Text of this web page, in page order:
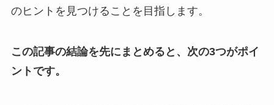
のヒントを見つけることを目指します。
この記事の結論を先にまとめると、次の3つがポイ
ントです。